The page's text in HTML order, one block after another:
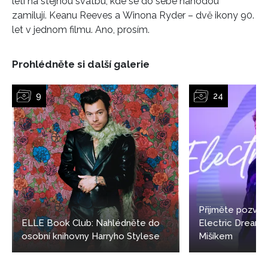
zamilují. Keanu Reeves a Winona Ryder – dvě ikony 90.
let v jednom filmu. Ano, prosím.
Prohlédněte si další galerie
ELLE Book Club: Nahlédněte do
osobní knihovny Harryho Stylese
Přijměte
Electric
Mišíkem